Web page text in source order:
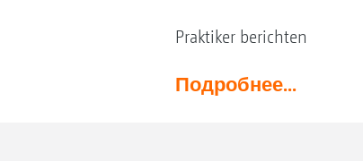
Praktiker berichten
Подробнее...